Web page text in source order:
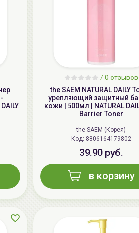
AiliCode Бальзам для волос
-26%
aкция
/0 отзывов
the SAEM NATURAL DAILY
урепляющий защитный
кожи | 500мл | NATURAL
Barrier Toner
the SAEM (Корея)
Код: 8806164179802
39.90 руб.
в корзину